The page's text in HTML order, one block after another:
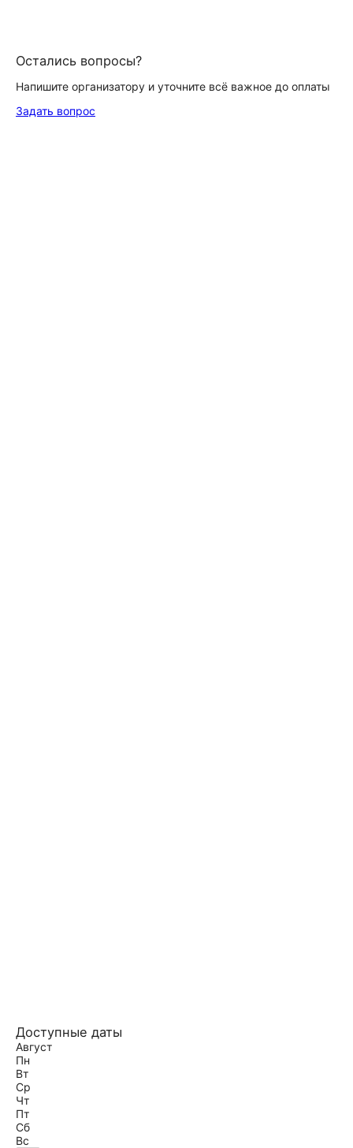
Остались вопросы?
Напишите организатору и уточните всё важное до оплаты
Задать вопрос
Доступные даты
Август
Пн
Вт
Ср
Чт
Пт
Сб
Вс